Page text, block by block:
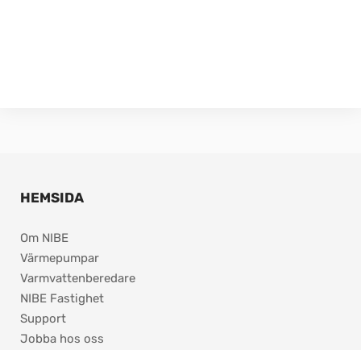
HEMSIDA
Om NIBE
Värmepumpar
Varmvattenberedare
NIBE Fastighet
Support
Jobba hos oss